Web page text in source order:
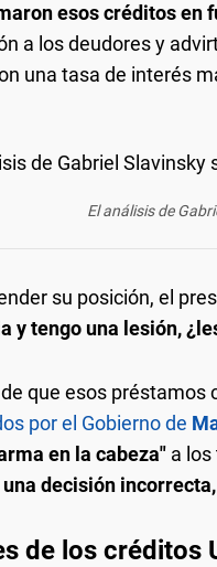
esos créditos en
a los deudores y
una tasa de interés
El análisis de
su posición, el
y tengo una lesión,
que esos préstamos
por el Gobierno de
en la cabeza" a
decisión
de los créditos